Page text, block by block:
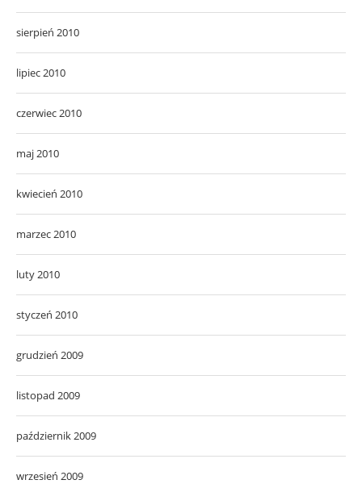
sierpień 2010
lipiec 2010
czerwiec 2010
maj 2010
kwiecień 2010
marzec 2010
luty 2010
styczeń 2010
grudzień 2009
listopad 2009
październik 2009
wrzesień 2009